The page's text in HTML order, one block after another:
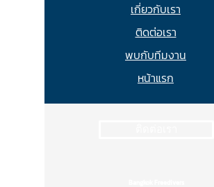
เกี่ยวกับเรา
ติดต่อเรา
พบกับทีมงาน
หน้าแรก